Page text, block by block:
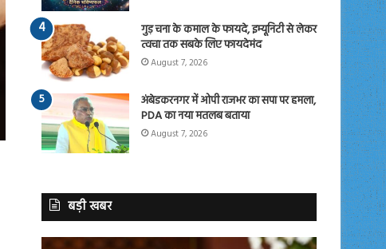
गुड़ चना के कमाल के फायदे, इम्यूनिटी से लेकर
त्वचा तक सबके लिए फायदेमंद
August 7, 2026
अंबेडकरनगर में ओपी राजभर का सपा पर हमला,
PDA का नया मतलब बताया
August 7, 2026
बड़ी खबर